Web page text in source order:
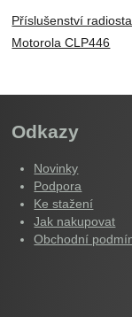
Příslušenství
Motorola CLP446
Odkazy
Novinky
Podpora
Ke stažení
Jak nakupovat
Obchodní